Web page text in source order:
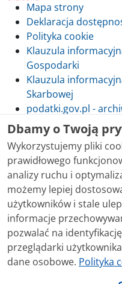
Mapa strony
Deklaracja
Polityka cookie
Klauzula
Gospodarki
Klauzula
Skarbowej
podatki.gov.pl -
Skontaktuj się z nami
Treści zamieszczone w
bezpłatnie. Korzystanie
serwisie podatki.gov.pl,
korzystania, nie wymaga
Treści znaczone w
przedmiotem praw
Dbamy o Twoją
Wykorzystujemy pliki
prawidłowego
analizy ruchu i
możemy lepiej
użytkowników i stale
informacje
pozwalać na
przeglądarki
dane osobowe. Polityka